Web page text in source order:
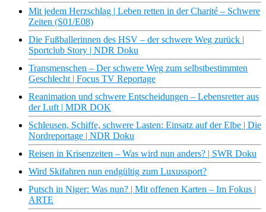
Mit jedem Herzschlag | Leben retten in der Charité – Schwere
Zeiten (S01/E08)
Die Fußballerinnen des HSV – der schwere Weg zurück |
Sportclub Story | NDR Doku
Transmenschen – Der schwere Weg zum selbstbestimmten
Geschlecht | Focus TV Reportage
Reanimation und schwere Entscheidungen – Lebensretter aus
der Luft | MDR DOK
Schleusen, Schiffe, schwere Lasten: Einsatz auf der Elbe | Die
Nordreportage | NDR Doku
Reisen in Krisenzeiten – Was wird nun anders? | SWR Doku
Wird Skifahren nun endgültig zum Luxussport?
Putsch in Niger: Was nun? | Mit offenen Karten – Im Fokus |
ARTE